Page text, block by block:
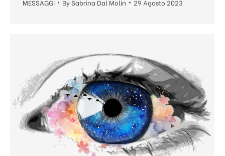
MESSAGGI BySabrina Dal Molin 29 Agosto 2023